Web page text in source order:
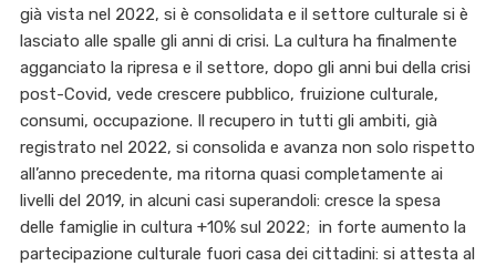
già vista nel 2022, si è consolidata e il settore culturale si è
lasciato alle spalle gli anni di crisi. La cultura ha finalmente
agganciato la ripresa e il settore, dopo gli anni bui della crisi
post-Covid, vede crescere pubblico, fruizione culturale,
consumi, occupazione. Il recupero in tutti gli ambiti, già
registrato nel 2022, si consolida e avanza non solo rispetto
all’anno precedente, ma ritorna quasi completamente ai
livelli del 2019, in alcuni casi superandoli: cresce la spesa
delle famiglie in cultura +10% sul 2022; in forte aumento la
partecipazione culturale fuori casa dei cittadini: si attesta al